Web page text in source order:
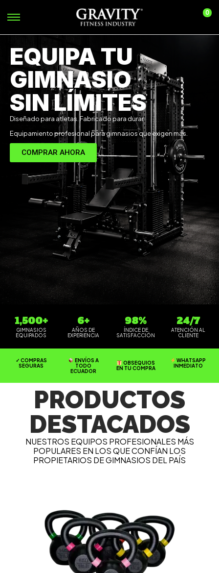
0
EQUIPA TU
GIMNASIO
SIN LÍMITES
Diseñado para atletas. Fabricado para durar.
Equipamiento profesional para gimnasios que exigen más.
COMPRAR AHORA
1,500+
GIMNASIOS
EQUIPADOS
6+
AÑOS DE
EXPERIENCIA
98%
ÍNDICE DE
SATISFACCIÓN
24/7
ATENCIÓN AL
CLIENTE
✓ COMPRAS
SEGURAS
ENVÍOS A
TODO
ECUADOR
OBSEQUIOS
EN TU COMPRA
WHATSAPP
INMEDIATO
PRODUCTOS
DESTACADOS
NUESTROS EQUIPOS PROFESIONALES MÁS
POPULARES EN LOS QUE CONFÍAN LOS
PROPIETARIOS DE GIMNASIOS DEL PAÍS